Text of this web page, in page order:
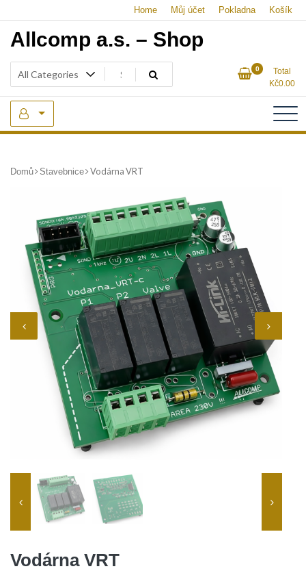
to
content
Home Můj účet Pokladna Košík
Allcomp a.s. – Shop
0
Total
Kč0.00
Domů Stavebnice Vodárna VRT
Vodárna VRT